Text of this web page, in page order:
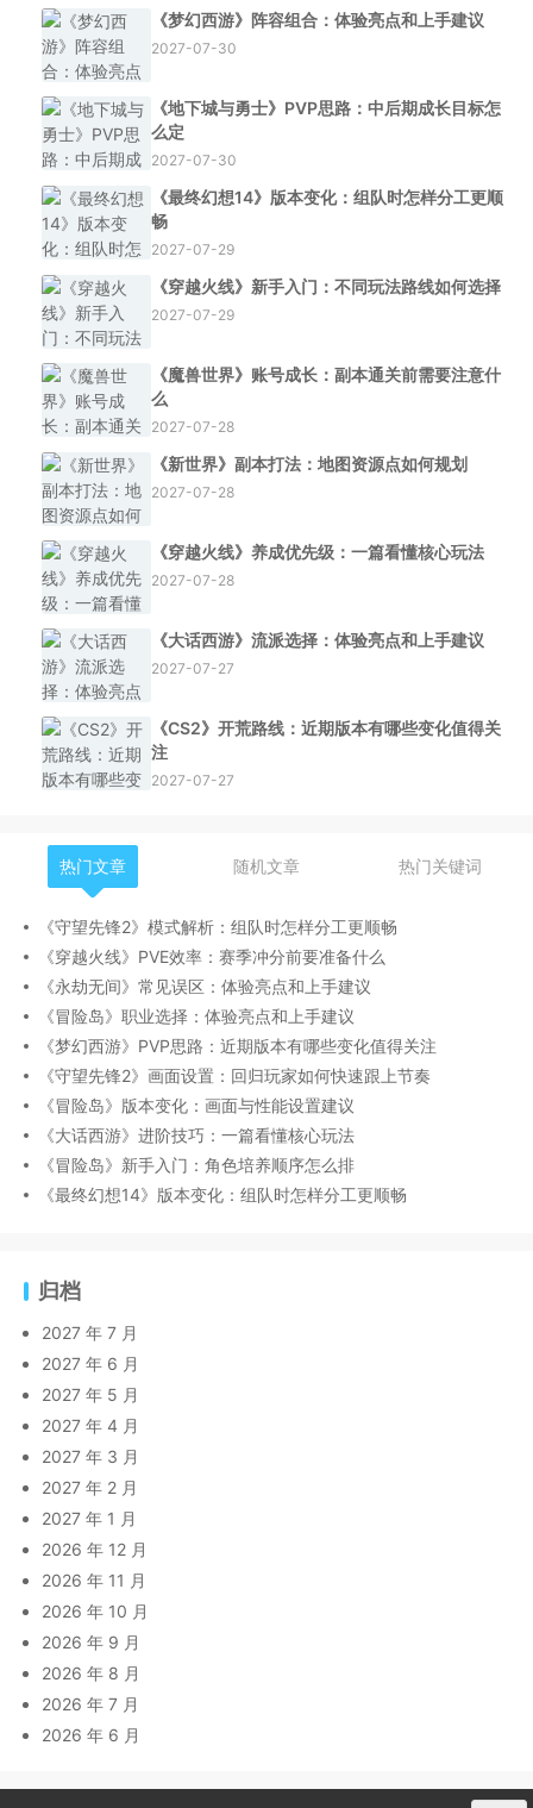
《梦幻西游》阵容组合：体验亮点和上手建议
2027-07-30
《地下城与勇士》PVP思路：中后期成长目标怎
么定
2027-07-30
《最终幻想14》版本变化：组队时怎样分工更顺
畅
2027-07-29
《穿越火线》新手入门：不同玩法路线如何选择
2027-07-29
《魔兽世界》账号成长：副本通关前需要注意什
么
2027-07-28
《新世界》副本打法：地图资源点如何规划
2027-07-28
《穿越火线》养成优先级：一篇看懂核心玩法
2027-07-28
《大话西游》流派选择：体验亮点和上手建议
2027-07-27
《CS2》开荒路线：近期版本有哪些变化值得关
注
2027-07-27
热门文章 随机文章 热门关键词
《守望先锋2》模式解析：组队时怎样分工更顺畅
《穿越火线》PVE效率：赛季冲分前要准备什么
《永劫无间》常见误区：体验亮点和上手建议
《冒险岛》职业选择：体验亮点和上手建议
《梦幻西游》PVP思路：近期版本有哪些变化值得关注
《守望先锋2》画面设置：回归玩家如何快速跟上节奏
《冒险岛》版本变化：画面与性能设置建议
《大话西游》进阶技巧：一篇看懂核心玩法
《冒险岛》新手入门：角色培养顺序怎么排
《最终幻想14》版本变化：组队时怎样分工更顺畅
归档
2027 年 7 月
2027 年 6 月
2027 年 5 月
2027 年 4 月
2027 年 3 月
2027 年 2 月
2027 年 1 月
2026 年 12 月
2026 年 11 月
2026 年 10 月
2026 年 9 月
2026 年 8 月
2026 年 7 月
2026 年 6 月